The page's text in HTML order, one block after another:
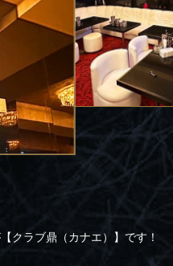
クラブ鼎（カナエ）】です！